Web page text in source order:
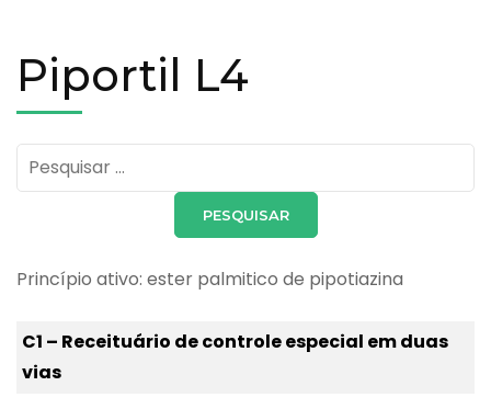
Piportil L4
Pesquisar
por:
Princípio ativo: ester palmitico de pipotiazina
C1 – Receituário de controle especial em duas
vias